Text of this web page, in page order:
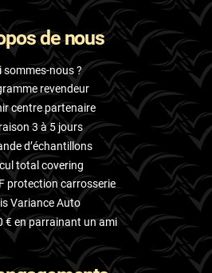
de nous
sommes-nous ?
revendeur
centre partenaire
3 à 5 jours
d’échantillons
total covering
protection carrosserie
Variance Auto
€ en parrainant un ami